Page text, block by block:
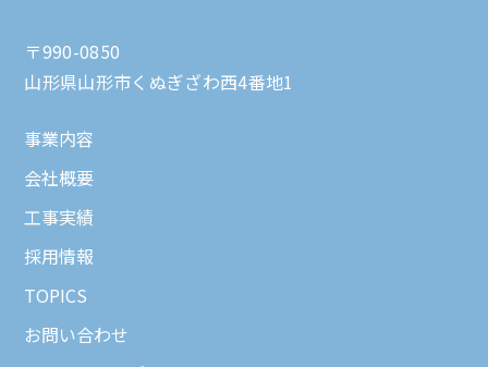
〒990-0850
山形県山形市くぬぎざわ西4番地1
事業内容
会社概要
工事実績
採用情報
TOPICS
お問い合わせ